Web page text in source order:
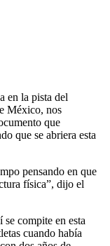
en la pista del
México, nos
que
que se abriera esta
pensando en que
física”, dijo el
se compite en esta
cuando había